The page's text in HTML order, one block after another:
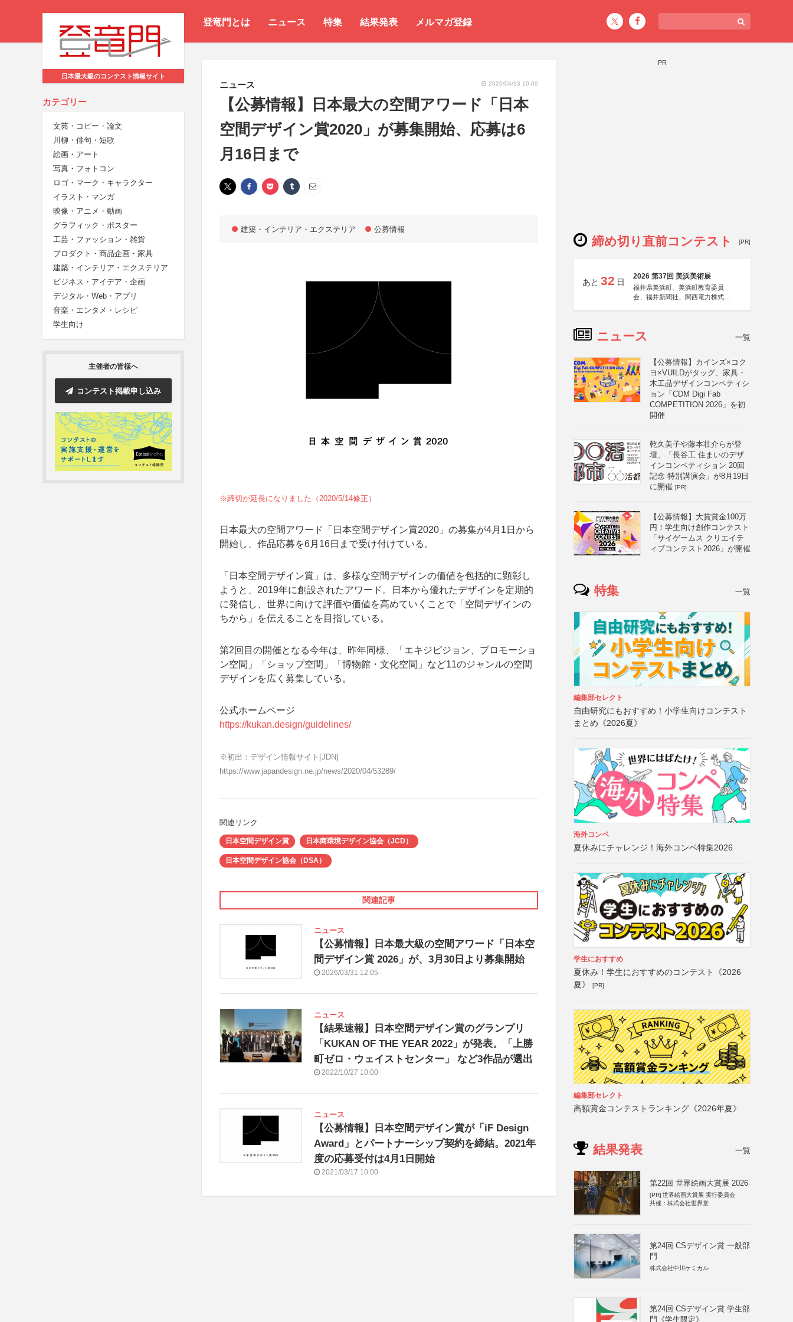
登竜門とは ニュース 特集 結果発表 メルマガ登録
日本最大級のコンテスト情報サイト
カテゴリー
文芸・コピー・論文
川柳・俳句・短歌
絵画・アート
写真・フォトコン
ロゴ・マーク・キャラクター
イラスト・マンガ
映像・アニメ・動画
グラフィック・ポスター
工芸・ファッション・雑貨
プロダクト・商品企画・家具
建築・インテリア・エクステリア
ビジネス・アイデア・企画
デジタル・Web・アプリ
音楽・エンタメ・レシピ
学生向け
主催者の皆様へ
コンテスト掲載申し込み
ニュース 2020/04/13 10:00
【公募情報】日本最大の空間アワード「日本
空間デザイン賞2020」が募集開始、応募は6
月16日まで
建築・インテリア・エクステリア 公募情報
※締切が延長になりました（2020/5/14修正）
日本最大の空間アワード「日本空間デザイン賞2020」の募集が4月1日から
開始し、作品応募を6月16日まで受け付けている。
「日本空間デザイン賞」は、多様な空間デザインの価値を包括的に顕彰し
ようと、2019年に創設されたアワード。日本から優れたデザインを定期的
に発信し、世界に向けて評価や価値を高めていくことで「空間デザインの
ちから」を伝えることを目指している。
第2回目の開催となる今年は、昨年同様、「エキジビジョン、プロモーショ
ン空間」「ショップ空間」「博物館・文化空間」など11のジャンルの空間
デザインを広く募集している。
公式ホームページ
https://kukan.design/guidelines/
※初出：デザイン情報サイト[JDN]
https://www.japandesign.ne.jp/news/2020/04/53289/
関連リンク
日本空間デザイン賞 日本商環境デザイン協会（JCD）
日本空間デザイン協会（DSA）
関連記事
ニュース
【公募情報】日本最大級の空間アワード「日本空
間デザイン賞 2026」が、3月30日より募集開始
2026/03/31 12:05
ニュース
【結果速報】日本空間デザイン賞のグランプリ
「KUKAN OF THE YEAR 2022」が発表。「上勝
町ゼロ・ウェイストセンター」 など3作品が選出
2022/10/27 10:00
ニュース
【公募情報】日本空間デザイン賞が「iF Design
Award」とパートナーシップ契約を締結。2021年
度の応募受付は4月1日開始
2021/03/17 10:00
PR
締め切り直前コンテスト [PR]
あと 32 日
2026 第37回 美浜美術展
福井県美浜町、美浜町教育委員
会、福井新聞社、関西電力株式会
ニュース 一覧
【公募情報】カインズ×コク
ヨ×VUILDがタッグ、家具・
木工品デザインコンペティシ
ョン「CDM Digi Fab
COMPETITION 2026」を初
開催
乾久美子や藤本壮介らが登
壇、「長谷工 住まいのデザ
インコンペティション 20回
記念 特別講演会」が8月19日
に開催 [PR]
【公募情報】大賞賞金100万
円！学生向け創作コンテスト
「サイゲームス クリエイテ
ィブコンテスト2026」が開催
特集 一覧
編集部セレクト
自由研究にもおすすめ！小学生向けコンテスト
まとめ《2026夏》
海外コンペ
夏休みにチャレンジ！海外コンペ特集2026
学生におすすめ
夏休み！学生におすすめのコンテスト《2026
夏》
[PR]
編集部セレクト
高額賞金コンテストランキング《2026年夏》
結果発表 一覧
第22回 世界絵画大賞展 2026
[PR] 世界絵画大賞展 実行委員会
共催：株式会社世界堂
第24回 CSデザイン賞 一般部
門
株式会社中川ケミカル
第24回 CSデザイン賞 学生部
門《学生限定》